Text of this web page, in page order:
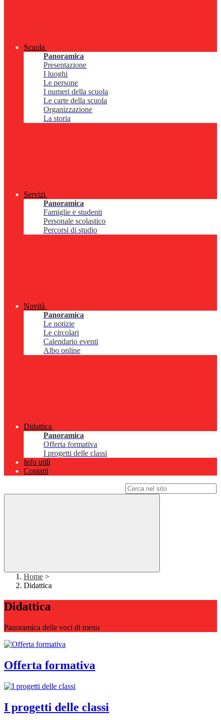
Scuola
Panoramica
Presentazione
I luoghi
Le persone
I numeri della scuola
Le carte della scuola
Organizzazione
La storia
Servizi
Panoramica
Famiglie e studenti
Personale scolastico
Percorsi di studio
Novità
Panoramica
Le notizie
Le circolari
Calendario eventi
Albo online
Didattica
Panoramica
Offerta formativa
I progetti delle classi
Info utili
Contatti
Home >
Didattica
Didattica
Panoramica delle voci di menu
Offerta formativa
I progetti delle classi